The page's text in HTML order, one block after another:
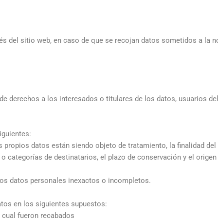
del sitio web, en caso de que se recojan datos sometidos a la
derechos a los interesados o titulares de los datos, usuarios
datos están siendo objeto de tratamiento, la finalidad
categorías de destinatarios, el plazo de conservación y el
datos personales inexactos o incompletos.
en los siguientes supuestos:
fueron recabados